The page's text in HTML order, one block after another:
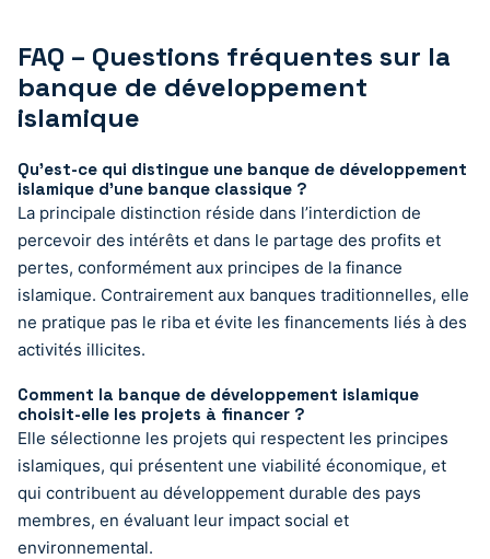
FAQ – Questions fréquentes sur la
banque de développement
islamique
Qu’est-ce qui distingue une banque de développement
islamique d’une banque classique ?
La principale distinction réside dans l’interdiction de
percevoir des intérêts et dans le partage des profits et
pertes, conformément aux principes de la finance
islamique. Contrairement aux banques traditionnelles, elle
ne pratique pas le riba et évite les financements liés à des
activités illicites.
Comment la banque de développement islamique
choisit-elle les projets à financer ?
Elle sélectionne les projets qui respectent les principes
islamiques, qui présentent une viabilité économique, et
qui contribuent au développement durable des pays
membres, en évaluant leur impact social et
environnemental.